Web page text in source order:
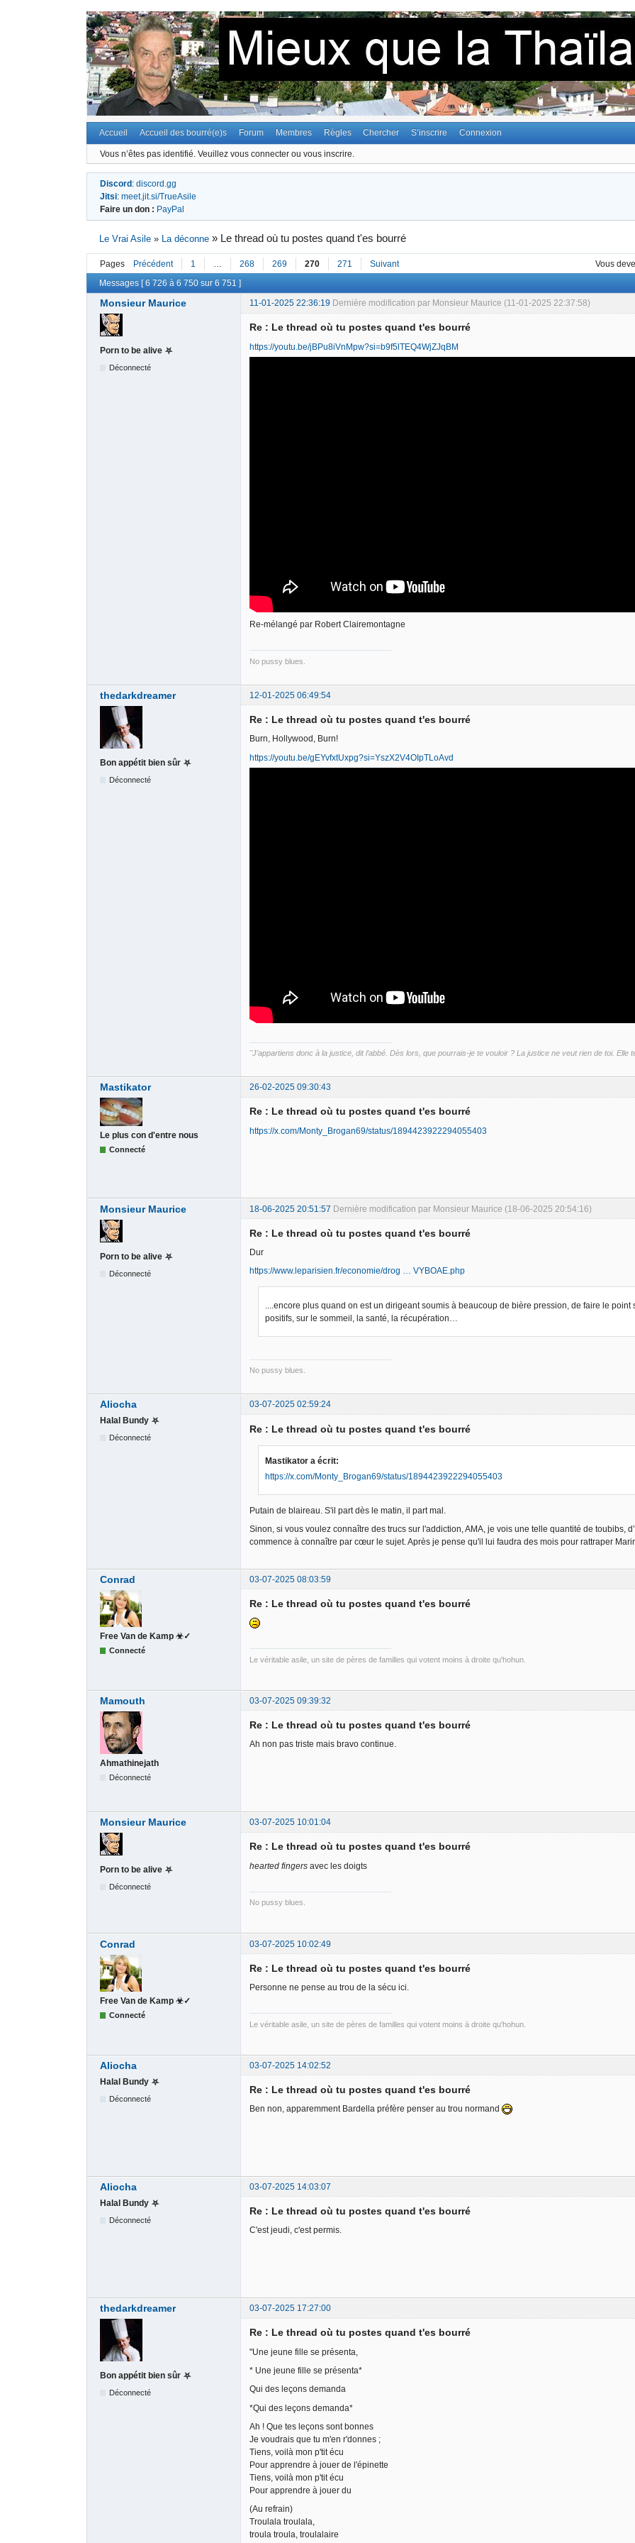
Accueil Accueil des bourré(e)s Forum Membres Règles Chercher S’inscrire Connexion
Vous n’êtes pas identifié. Veuillez vous connecter ou vous inscrire.
Discord: discord.gg
Jitsi: meet.jit.si/TrueAsile
Faire un don : PayPal
Le Vrai Asile » La déconne » Le thread où tu postes quand t'es bourré
Pages Précédent 1 268 269 270 271 Suivant Vous
Messages [ 6 726 à 6 750 sur 6 751 ]
Monsieur Maurice 11-01-2025 22:36:19 Dernière modification par Monsieur Maurice (11-01-2025 22:37:58)
Porn to be alive ⛧
Déconnecté
Re : Le thread où tu postes quand t'es bourré
https://youtu.be/jBPu8iVnMpw?si=b9f5lTEQ4WjZJqBM
Re-mélangé par Robert Clairemontagne
No pussy blues.
thedarkdreamer 12-01-2025 06:49:54
Bon appétit bien sûr ⛧
Déconnecté
Re : Le thread où tu postes quand t'es bourré
Burn, Hollywood, Burn!
https://youtu.be/gEYvfxtUxpg?si=YszX2V4OIpTLoAvd
"J’appartiens donc à la justice, dit l’abbé. Dès lors, que pourrais-je te vouloir ? La justice ne veut rien de toi.
Mastikator 26-02-2025 09:30:43
Le plus con d'entre nous
Connecté
Re : Le thread où tu postes quand t'es bourré
https://x.com/Monty_Brogan69/status/1894423922294055403
Monsieur Maurice 18-06-2025 20:51:57 Dernière modification par Monsieur Maurice (18-06-2025 20:54:16)
Porn to be alive ⛧
Déconnecté
Re : Le thread où tu postes quand t'es bourré
Dur
https://www.leparisien.fr/economie/drog … VYBOAE.php
....encore plus quand on est un dirigeant soumis à beaucoup de bière pression, de faire le
positifs, sur le sommeil, la santé, la récupération…
No pussy blues.
Aliocha
03-07-2025 02:59:24
Halal Bundy ⛧
Déconnecté
Re : Le thread où tu postes quand t'es bourré
Mastikator a écrit:
https://x.com/Monty_Brogan69/status/1894423922294055403
Putain de blaireau. S'il part dès le matin, il part mal.
Sinon, si vous voulez connaître des trucs sur l'addiction, AMA, je vois une telle quantité de toubibs,
commence à connaître par cœur le sujet. Après je pense qu'il lui faudra des mois pour rattraper
Conrad 03-07-2025 08:03:59
Free Van de Kamp ☣✓
Connecté
Re : Le thread où tu postes quand t'es bourré
Le véritable asile, un site de pères de familles qui votent moins à droite qu'hohun.
Mamouth 03-07-2025 09:39:32
Ahmathinejath
Déconnecté
Re : Le thread où tu postes quand t'es bourré
Ah non pas triste mais bravo continue.
Monsieur Maurice 03-07-2025 10:01:04
Porn to be alive ⛧
Déconnecté
Re : Le thread où tu postes quand t'es bourré
hearted fingers avec les doigts
No pussy blues.
Conrad 03-07-2025 10:02:49
Free Van de Kamp ☣✓
Connecté
Re : Le thread où tu postes quand t'es bourré
Personne ne pense au trou de la sécu ici.
Le véritable asile, un site de pères de familles qui votent moins à droite qu'hohun.
Aliocha
03-07-2025 14:02:52
Halal Bundy ⛧
Déconnecté
Re : Le thread où tu postes quand t'es bourré
Ben non, apparemment Bardella préfère penser au trou normand
Aliocha
03-07-2025 14:03:07
Halal Bundy ⛧
Déconnecté
Re : Le thread où tu postes quand t'es bourré
C'est jeudi, c'est permis.
thedarkdreamer 03-07-2025 17:27:00
Bon appétit bien sûr ⛧
Déconnecté
Re : Le thread où tu postes quand t'es bourré
"Une jeune fille se présenta,
* Une jeune fille se présenta*
Qui des leçons demanda
*Qui des leçons demanda*
Ah ! Que tes leçons sont bonnes
Je voudrais que tu m'en r'donnes ;
Tiens, voilà mon p'tit écu
Pour apprendre à jouer de l'épinette
Tiens, voilà mon p'tit écu
Pour apprendre à jouer du
(Au refrain)
Troulala troulala,
troula troula, troulalaire